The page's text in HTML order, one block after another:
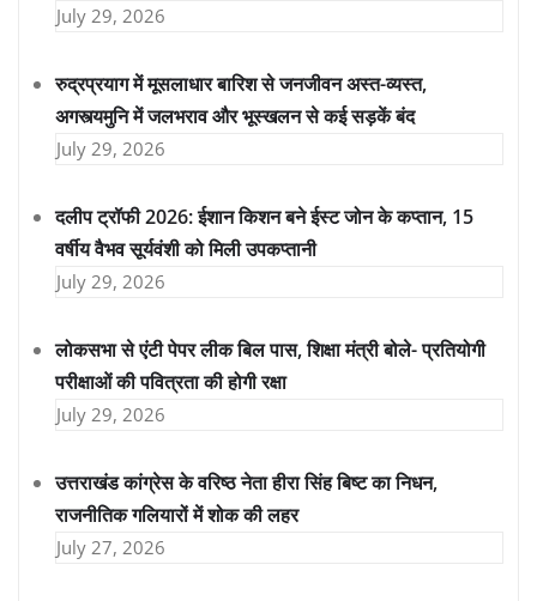
July 29, 2026
रुद्रप्रयाग में मूसलाधार बारिश से जनजीवन अस्त-व्यस्त,
अगस्त्यमुनि में जलभराव और भूस्खलन से कई सड़कें बंद
July 29, 2026
दलीप ट्रॉफी 2026: ईशान किशन बने ईस्ट जोन के कप्तान, 15
वर्षीय वैभव सूर्यवंशी को मिली उपकप्तानी
July 29, 2026
लोकसभा से एंटी पेपर लीक बिल पास, शिक्षा मंत्री बोले- प्रतियोगी
परीक्षाओं की पवित्रता की होगी रक्षा
July 29, 2026
उत्तराखंड कांग्रेस के वरिष्ठ नेता हीरा सिंह बिष्ट का निधन,
राजनीतिक गलियारों में शोक की लहर
July 27, 2026